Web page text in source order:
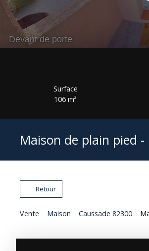
Surface
106m²
Maison de plain pied
Retour
Vente Maison Caussade 82300